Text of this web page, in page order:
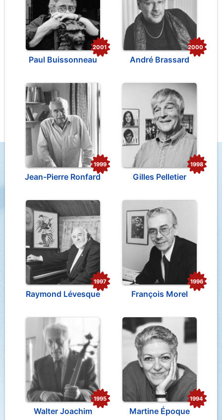
Paul Buissonneau
2001
André Brassard
2000
Jean-Pierre Ronfard
1999
Gilles Pelletier
1998
Raymond Lévesque
1997
François Morel
1996
Walter Joachim
1995
Martine Époque
1994